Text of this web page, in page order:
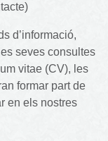
d’informació,
seves consultes
vitae (CV), les
formar part de
en els nostres